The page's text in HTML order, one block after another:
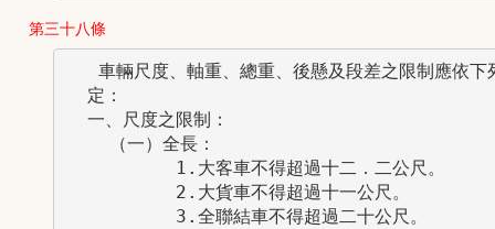
第三十八條
車輛尺度、軸重、總重、後懸及段差之限制應依下
  定：
  一、尺度之限制：
    （一）全長：
          1.大客車不得超過十二．二公尺。
          2.大貨車不得超過十一公尺。
          3.全聯結車不得超過二十公尺。